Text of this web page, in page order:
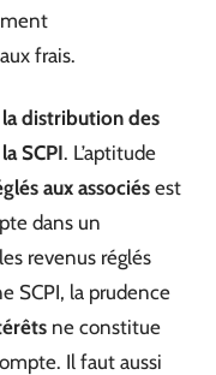
frais.
distribution des
SCPI. L’aptitude
aux associésest
dans un
revenus réglés
SCPI, la prudence
ne constitue
Il faut aussi